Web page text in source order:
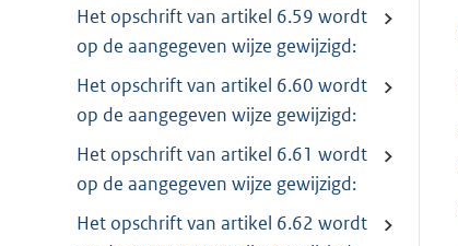
Het opschrift van artikel 6.59 wordt
op de aangegeven wijze gewijzigd:
Het opschrift van artikel 6.60 wordt
op de aangegeven wijze gewijzigd:
Het opschrift van artikel 6.61 wordt
op de aangegeven wijze gewijzigd:
Het opschrift van artikel 6.62 wordt